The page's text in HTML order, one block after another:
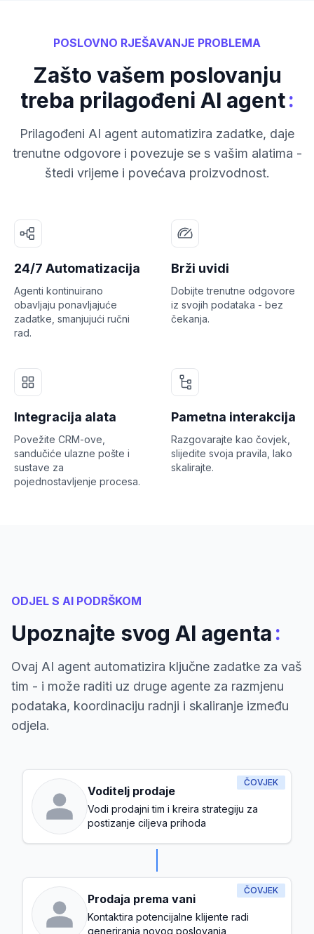
POSLOVNO RJEŠAVANJE PROBLEMA
Zašto vašem poslovanju
treba prilagođeni AI agent:
Prilagođeni AI agent automatizira zadatke, daje
trenutne odgovore i povezuje se s vašim alatima -
štedi vrijeme i povećava proizvodnost.
24/7 Automatizacija
Agenti kontinuirano
obavljaju ponavljajuće
zadatke, smanjujući ručni
rad.
Brži uvidi
Dobijte trenutne odgovore
iz svojih podataka - bez
čekanja.
Integracija alata
Povežite CRM-ove,
sandučiće ulazne pošte i
sustave za
pojednostavljenje procesa.
Pametna interakcija
Razgovarajte kao čovjek,
slijedite svoja pravila, lako
skalirajte.
ODJEL S AI PODRŠKOM
Upoznajte svog AI agenta:
Ovaj AI agent automatizira ključne zadatke za vaš
tim - i može raditi uz druge agente za razmjenu
podataka, koordinaciju radnji i skaliranje između
odjela.
ČOVJEK
Voditelj prodaje
Vodi prodajni tim i kreira strategiju za
postizanje ciljeva prihoda
ČOVJEK
Prodaja prema vani
Kontaktira potencijalne klijente radi
generiranja novog poslovanja